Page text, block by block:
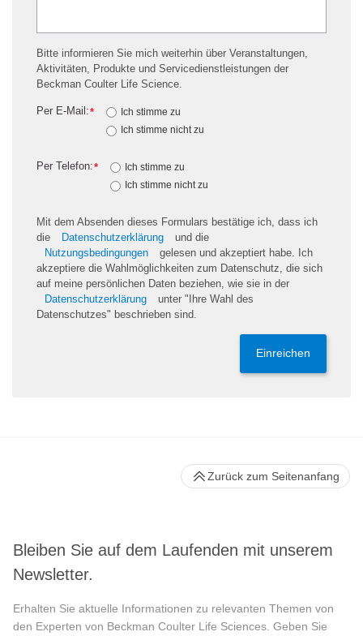
Bitte informieren Sie mich weiterhin über Veranstaltungen,
Aktivitäten, Produkte und Servicedienstleistungen der
Beckman Coulter Life Science.
*
Per E-Mail:
Ich stimme zu
Ich stimme nicht zu
*
Per Telefon:
Ich stimme zu
Ich stimme nicht zu
Mit dem Absenden dieses Formulars bestätige ich, dass ich
die
Datenschutzerklärung
und die
Nutzungsbedingungen
gelesen und akzeptiert habe. Ich
akzeptiere die Wahlmöglichkeiten zum Datenschutz, die sich
auf meine persönlichen Daten beziehen, wie sie in der
Datenschutzerklärung
unter "Ihre Wahl des
Datenschutzes" beschrieben sind.
Einreichen
Bleiben Sie auf dem Laufenden mit unserem
Newsletter.
Erhalten Sie aktuelle Informationen zu relevanten Themen von
den Experten von Beckman Coulter Life Sciences. Geben Sie
Zurück zum Seitenanfang